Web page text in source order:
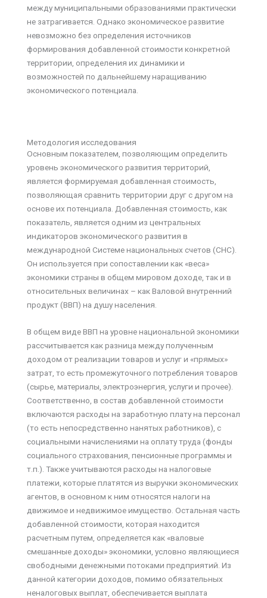
между муниципальными образованиями практически
не затрагивается. Однако экономическое развитие
невозможно без определения источников
формирования добавленной стоимости конкретной
территории, определения их динамики и
возможностей по дальнейшему наращиванию
экономического потенциала.
Методология исследования
Основным показателем, позволяющим определить
уровень экономического развития территорий,
является формируемая добавленная стоимость,
позволяющая сравнить территории друг с другом на
основе их потенциала. Добавленная стоимость, как
показатель, является одним из центральных
индикаторов экономического развития в
международной Системе национальных счетов (СНС).
Он используется при сопоставлении как «веса»
экономики страны в общем мировом доходе, так и в
относительных величинах – как Валовой внутренний
продукт (ВВП) на душу населения.
В общем виде ВВП на уровне национальной экономики
рассчитывается как разница между полученным
доходом от реализации товаров и услуг и «прямых»
затрат, то есть промежуточного потребления товаров
(сырье, материалы, электроэнергия, услуги и прочее).
Соответственно, в состав добавленной стоимости
включаются расходы на заработную плату на персонал
(то есть непосредственно нанятых работников), с
социальными начислениями на оплату труда (фонды
социального страхования, пенсионные программы и
т.п.). Также учитываются расходы на налоговые
платежи, которые платятся из выручки экономических
агентов, в основном к ним относятся налоги на
движимое и недвижимое имущество. Остальная часть
добавленной стоимости, которая находится
расчетным путем, определяется как «валовые
смешанные доходы» экономики, условно являющиеся
свободными денежными потоками предприятий. Из
данной категории доходов, помимо обязательных
неналоговых выплат, обеспечивается выплата